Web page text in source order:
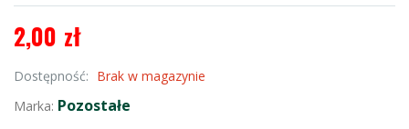
2,00 zł
Dostępność: Brak w magazynie
Marka: Pozostałe